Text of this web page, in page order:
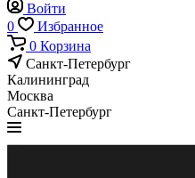
Войти
0
Избранное
0 Корзина
Санкт-Петербург
Калининград
Москва
Санкт-Петербург